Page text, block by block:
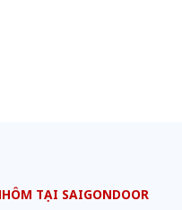
TẠI SAIGONDOOR